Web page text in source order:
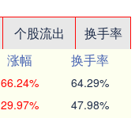
个股流出
换手率
涨幅
换手率
66.24% 64.29%
29.97% 47.98%